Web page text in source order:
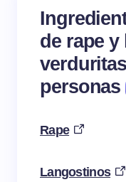
de rape
personas
Rape
Langostinos